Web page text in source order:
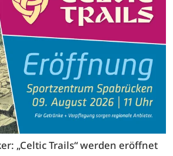
„Celtic Trails“ werden eröffnet